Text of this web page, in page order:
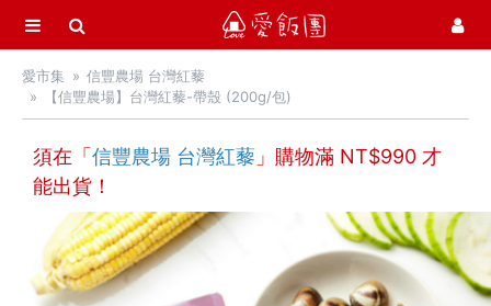
選單
首頁
中秋月餅 / 禮盒
中秋烤肉 / 生鮮
季節推薦 / 新品登場
活力早餐
愛市集
信豐農場 台灣紅藜
【信豐農場】台灣紅藜-帶殼 (200g/包)
須在「 信豐農場 台灣紅藜 」購物滿 NT$990 才
能出貨！